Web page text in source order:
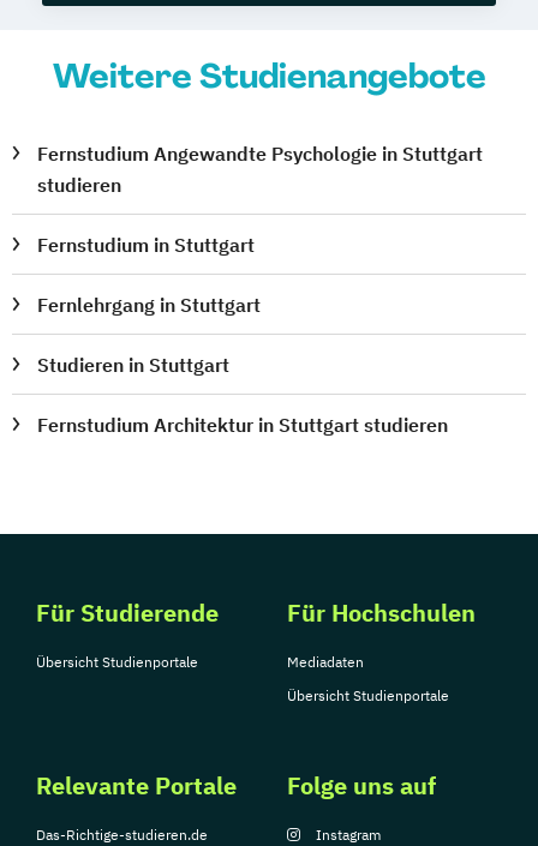
Weitere Studienangebote
Fernstudium Angewandte Psychologie in Stuttgart
studieren
Fernstudium in Stuttgart
Fernlehrgang in Stuttgart
Studieren in Stuttgart
Fernstudium Architektur in Stuttgart studieren
Für Studierende
Übersicht Studienportale
Für Hochschulen
Mediadaten
Übersicht Studienportale
Relevante Portale
Das-Richtige-studieren.de
Folge uns auf
Instagram